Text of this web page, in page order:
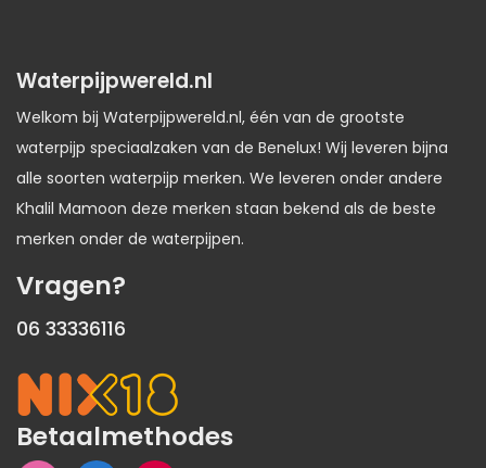
Waterpijpwereld.nl
Welkom bij Waterpijpwereld.nl, één van de grootste
waterpijp speciaalzaken van de Benelux! Wij leveren bijna
alle soorten waterpijp merken. We leveren onder andere
Khalil Mamoon deze merken staan bekend als de beste
merken onder de waterpijpen.
Vragen?
06 33336116
Betaalmethodes